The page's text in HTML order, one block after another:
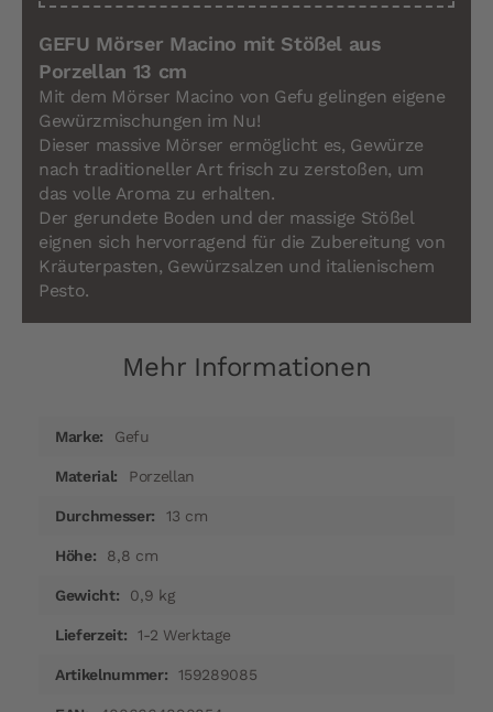
GEFU Mörser Macino mit Stößel aus
Porzellan 13 cm
Mit dem Mörser Macino von Gefu gelingen eigene
Gewürzmischungen im Nu!
Dieser massive Mörser ermöglicht es, Gewürze
nach traditioneller Art frisch zu zerstoßen, um
das volle Aroma zu erhalten.
Der gerundete Boden und der massige Stößel
eignen sich hervorragend für die Zubereitung von
Kräuterpasten, Gewürzsalzen und italienischem
Pesto.
Mehr Informationen
InformationenGefu
Porzellan
13 cm
8,8 cm
0,9 kg
1-2 Werktage
159289085